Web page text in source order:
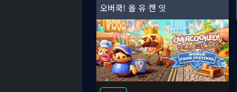
오버쿡! 올 유 캔 잇